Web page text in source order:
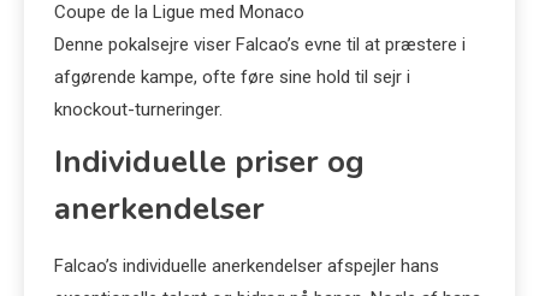
Coupe de la Ligue med Monaco
Denne pokalsejre viser Falcao’s evne til at præstere i
afgørende kampe, ofte føre sine hold til sejr i
knockout-turneringer.
Individuelle priser og
anerkendelser
Falcao’s individuelle anerkendelser afspejler hans